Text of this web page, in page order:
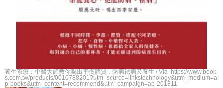
養生茶療：中醫大師教你喝出平衡體質，防病袪病又養生 / Via https://www.book
s.com.tw/products/0010788201?utm_source=linkstechnology&utm_medium=a
p-books&utm_content=recommend&utm_campaign=ap-201811